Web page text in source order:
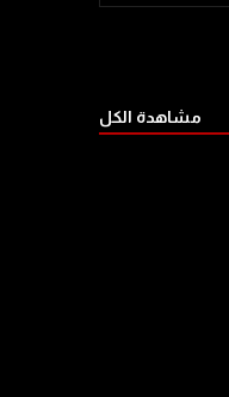
مشاهدة الكل